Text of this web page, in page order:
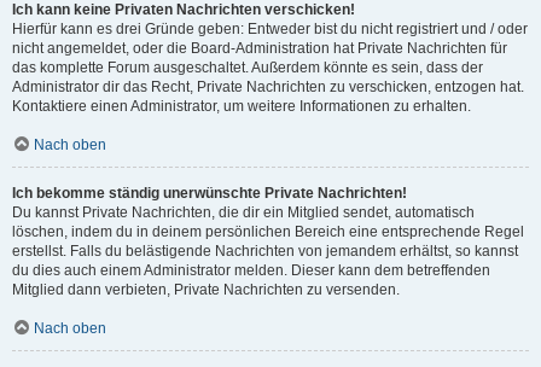
Ich kann keine Privaten Nachrichten verschicken!
Hierfür kann es drei Gründe geben: Entweder bist du nicht registriert und / oder
nicht angemeldet, oder die Board-Administration hat Private Nachrichten für
das komplette Forum ausgeschaltet. Außerdem könnte es sein, dass der
Administrator dir das Recht, Private Nachrichten zu verschicken, entzogen hat.
Kontaktiere einen Administrator, um weitere Informationen zu erhalten.
Nach oben
Ich bekomme ständig unerwünschte Private Nachrichten!
Du kannst Private Nachrichten, die dir ein Mitglied sendet, automatisch
löschen, indem du in deinem persönlichen Bereich eine entsprechende Regel
erstellst. Falls du belästigende Nachrichten von jemandem erhältst, so kannst
du dies auch einem Administrator melden. Dieser kann dem betreffenden
Mitglied dann verbieten, Private Nachrichten zu versenden.
Nach oben